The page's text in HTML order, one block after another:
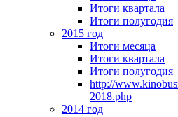
Итоги квартала
Итоги полугодия
2015 год
Итоги месяца
Итоги квартала
Итоги полугодия
http://
2018.php
2014 год